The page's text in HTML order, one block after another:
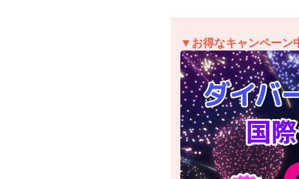
▼お得なキャンペーン